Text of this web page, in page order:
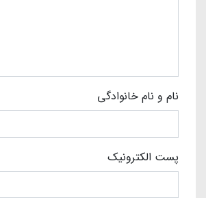
نام و نام خانوادگی
پست الکترونیک